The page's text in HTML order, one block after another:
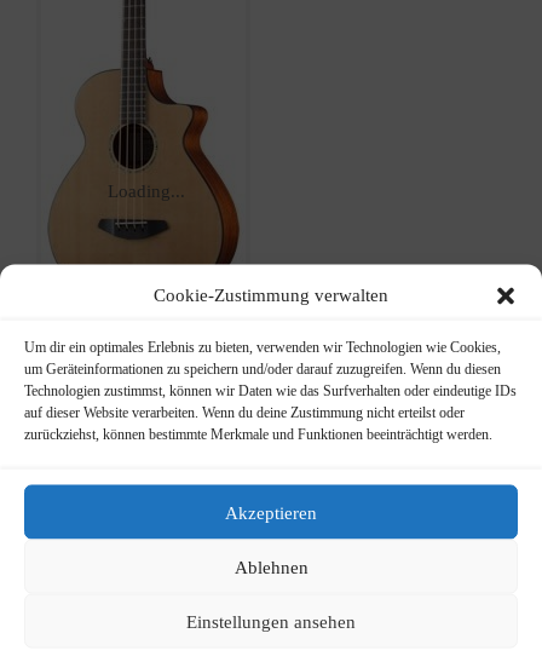
Cookie-Zustimmung verwalten
Um dir ein optimales Erlebnis zu bieten, verwenden wir Technologien wie Cookies,
um Geräteinformationen zu speichern und/oder darauf zuzugreifen. Wenn du diesen
Technologien zustimmst, können wir Daten wie das Surfverhalten oder eindeutige IDs
auf dieser Website verarbeiten. Wenn du deine Zustimmung nicht erteilst oder
zurückziehst, können bestimmte Merkmale und Funktionen beeinträchtigt werden.
Akzeptieren
Ablehnen
Einstellungen ansehen
Loading...
Breedlove
SOB32CE
Ursprünglicher
Preis
799,00€Aktueller
Preis
ist:
Akustik-Bass mit PickUp
Artikelnummer:159